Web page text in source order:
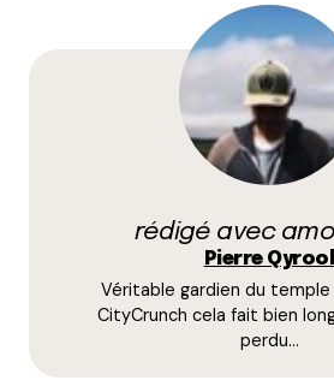
un vrai bon plan à la qyrool!
super cool comme lieu ça a l’air !
mardi avec nous ?
Répondre
10 mai 2009 à 12 h 14 min
rédigé avec
Pierre Qyrool
Véritable gardien du temple
CityCrunch cela fait bien
perdu…